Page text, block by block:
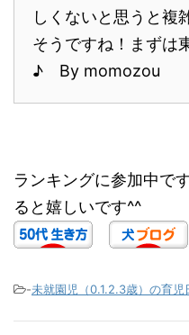
しくないと思うと複
そうですね！まずは
♪ By momozou
ランキングに参加中で
ると嬉しいです^^
-未就園児（0.1.2.3歳）の育児